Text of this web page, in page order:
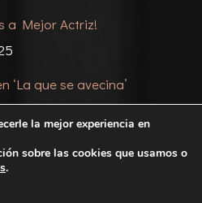
a Mejor Actriz!
‘La que se avecina’
la mejor experiencia en
sobre las cookies que usamos o
.